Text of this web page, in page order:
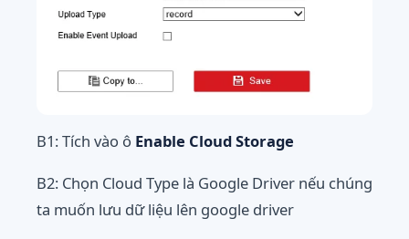
B1: Tích vào ô Enable Cloud Storage
B2: Chọn Cloud Type là Google Driver nếu chúng
ta muốn lưu dữ liệu lên google driver